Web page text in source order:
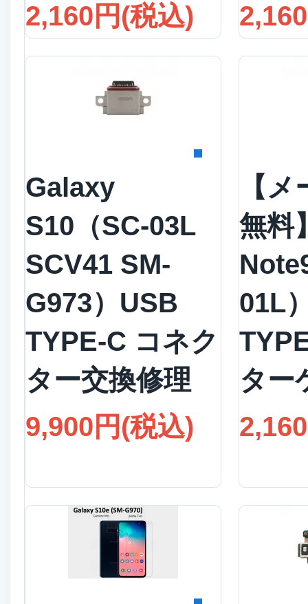
2,160円(税込)
Galaxy
S10（SC-03L
SCV41 SM-
G973）USB
TYPE-C コネク
ター交換修理
9,900円(税込)
【
無料
01L
ター